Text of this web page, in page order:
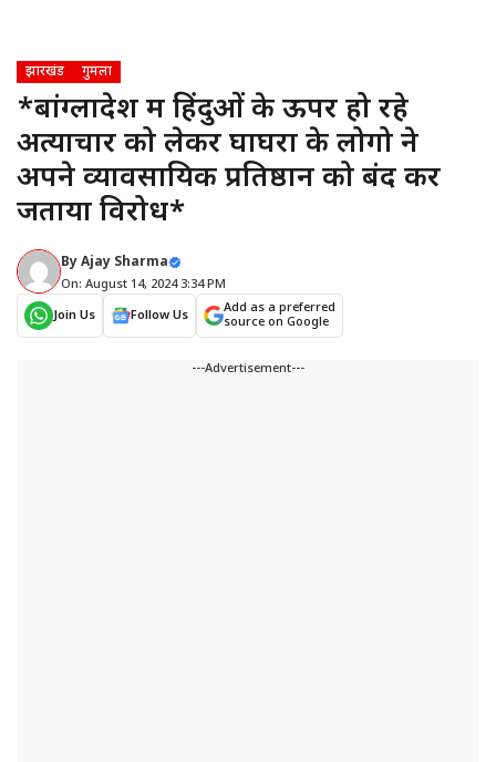
झारखंड गुमला
*बांग्लादेश मैं हिंदुओं के ऊपर हो रहे
अत्याचार को लेकर घाघरा के लोगो ने
अपने व्यावसायिक प्रतिष्ठान को बंद कर
जताया विरोध*
ByAjay Sharma
On: August 14, 2024 3:34 PM
Join Us
Follow Us
Add as a preferred
source on Google
---Advertisement---